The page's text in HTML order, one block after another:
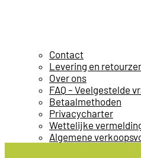
Contact
Levering en
Over ons
FAQ – Veelgestelde
Betaalmethoden
Privacycharter
Wettelijke
Algemene